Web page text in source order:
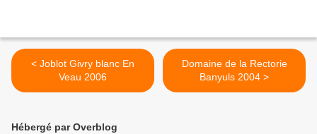
< Joblot Givry blanc En
Veau 2006
Domaine de la Rectorie
Banyuls 2004 >
Hébergé par Overblog